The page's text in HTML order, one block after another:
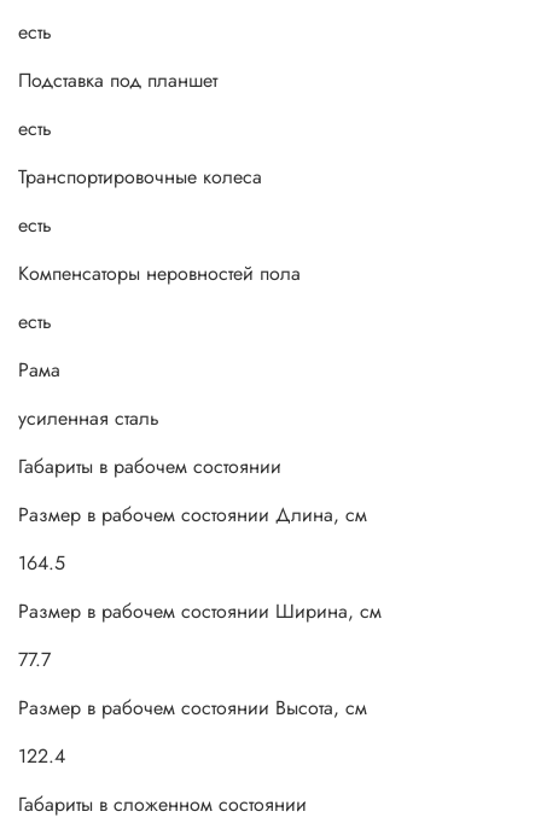
есть
Подставка под планшет
есть
Транспортировочные колеса
есть
Компенсаторы неровностей пола
есть
Рама
усиленная сталь
Габариты в рабочем состоянии
Размер в рабочем состоянии Длина, см
164.5
Размер в рабочем состоянии Ширина, см
77.7
Размер в рабочем состоянии Высота, см
122.4
Габариты в сложенном состоянии